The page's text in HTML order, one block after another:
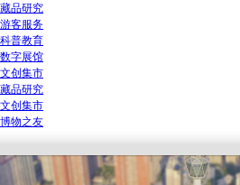
藏品研究
游客服务
科普教育
数字展馆
文创集市
藏品研究
文创集市
博物之友